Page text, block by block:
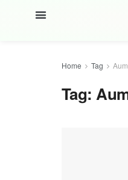
Home Tag
Tag: